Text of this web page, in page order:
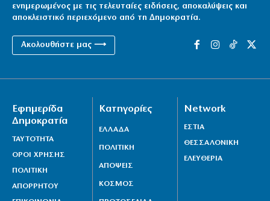
ενημερωμένος με τις τελευταίες ειδήσεις, αποκαλύψεις και
αποκλειστικό περιεχόμενο από τη Δημοκρατία.
Ακολουθήστε μας ⟶
Εφημερίδα
Δημοκρατία
ΤΑΥΤΟΤΗΤΑ
ΟΡΟΙ ΧΡΗΣΗΣ
ΠΟΛΙΤΙΚΗ
ΑΠΟΡΡΗΤΟΥ
Κατηγορίες
ΕΛΛΑΔΑ
ΠΟΛΙΤΙΚΗ
ΑΠΟΨΕΙΣ
ΚΟΣΜΟΣ
Network
ΕΣΤΙΑ
ΘΕΣΣΑΛΟΝΙΚΗ
ΕΛΕΥΘΕΡΙΑ